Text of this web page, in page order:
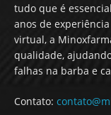
tudo que é
anos de
virtual, a
qualidade,
falhas na barba e
Contato: